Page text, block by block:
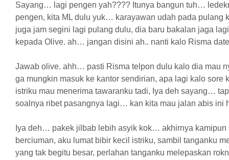
Sayang… lagi pengen yah???? Itunya bangun tuh…
pengen, kita ML dulu yuk… karayawan udah pada pulang
juga jam segini lagi pulang dulu, dia baru bakalan jaga
kepada Olive. ah… jangan disini ah.. nanti kalo Risma
Jawab olive. ahh… pasti Risma telpon dulu kalo dia mau
ga mungkin masuk ke kantor sendirian, apa lagi kalo sore
istriku mau menerima tawaranku tadi, Iya deh sayang…
soalnya ribet pasangnya lagi… kan kita mau jalan abis ini
Iya deh… pakek jilbab lebih asyik kok… akhirnya kamipun
berciuman, aku lumat bibir kecil istriku, sambil tanganku
yang tak begitu besar, perlahan tanganku melepaskan